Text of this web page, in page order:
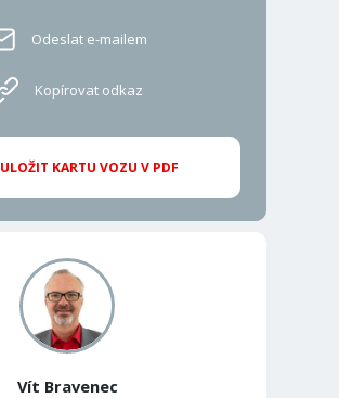
Odeslat e-mailem
Kopírovat odkaz
ULOŽIT KARTU VOZU V PDF
Vít Bravenec